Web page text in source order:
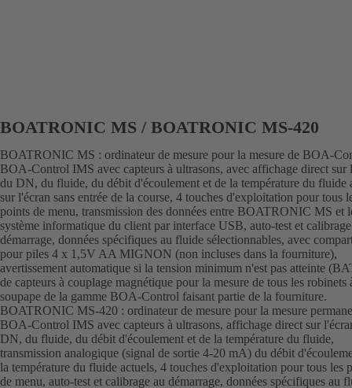
BOATRONIC MS / BOATRONIC MS-420
BOATRONIC MS : ordinateur de mesure pour la mesure de BOA-
BOA-Control IMS avec capteurs à ultrasons, avec affichage direct sur
du DN, du fluide, du débit d'écoulement et de la température du fluide
sur l'écran sans entrée de la course, 4 touches d'exploitation pour tous
points de menu, transmission des données entre BOATRONIC MS et
système informatique du client par interface USB, auto-test et
démarrage, données spécifiques au fluide sélectionnables, avec
pour piles 4 x 1,5V AA MIGNON (non incluses dans la fourniture),
avertissement automatique si la tension minimum n'est pas atteinte
de capteurs à couplage magnétique pour la mesure de tous les robinets
soupape de la gamme BOA-Control faisant partie de la fourniture.
BOATRONIC MS-420 : ordinateur de mesure pour la mesure
BOA-Control IMS avec capteurs à ultrasons, affichage direct sur
DN, du fluide, du débit d'écoulement et de la température du fluide,
transmission analogique (signal de sortie 4-20 mA) du débit
la température du fluide actuels, 4 touches d'exploitation pour tous les
de menu, auto-test et calibrage au démarrage, données spécifiques au